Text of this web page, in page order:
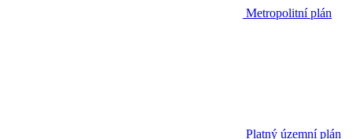
Metropolitní plán
Platný územní plán